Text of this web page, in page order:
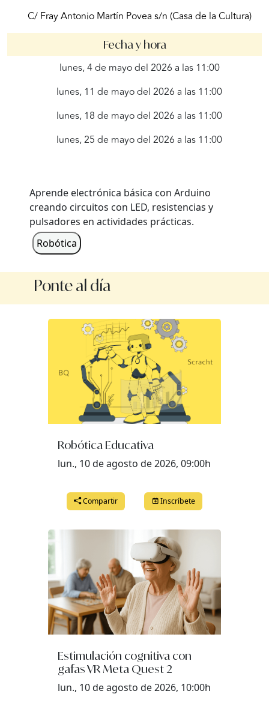
C/ Fray Antonio Martín Povea s/n (Casa de la Cultura)
Fecha y hora
lunes, 4 de mayo del 2026 a las 11:00
lunes, 11 de mayo del 2026 a las 11:00
lunes, 18 de mayo del 2026 a las 11:00
lunes, 25 de mayo del 2026 a las 11:00
Aprende electrónica básica con Arduino
creando circuitos con LED, resistencias y
pulsadores en actividades prácticas.
Robótica
Ponte al día
Robótica Educativa
lun., 10 de agosto de 2026, 09:00h
Compartir Inscríbete
Estimulación cognitiva con
gafas VR Meta Quest 2
lun., 10 de agosto de 2026, 10:00h